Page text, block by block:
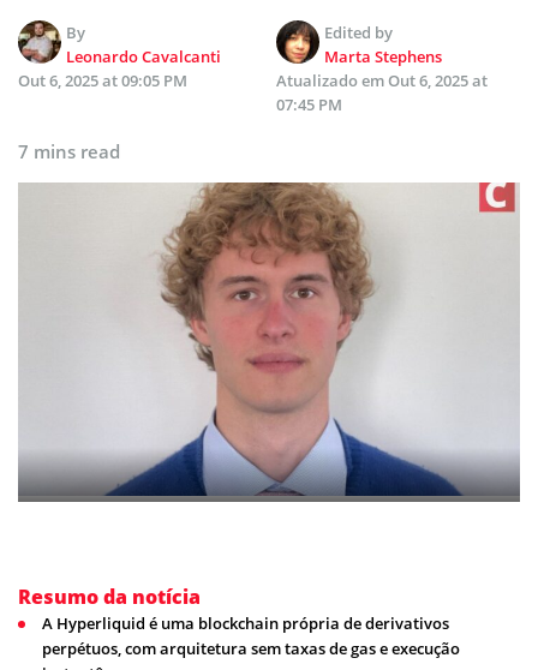
By
Leonardo Cavalcanti
Edited by
Marta Stephens
Out 6, 2025 at 09:05 PM
Atualizado emOut 6, 2025 at
07:45 PM
7 mins read
Resumo da notícia
A Hyperliquid é uma blockchain própria de derivativos
perpétuos, com arquitetura sem taxas de gas e execução